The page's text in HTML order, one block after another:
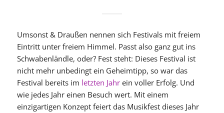
Umsonst & Draußen nennen sich Festivals mit freiem
Eintritt unter freiem Himmel. Passt also ganz gut ins
Schwabenländle, oder? Fest steht: Dieses Festival ist
nicht mehr unbedingt ein Geheimtipp, so war das
Festival bereits im letzten Jahrein voller Erfolg. Und
wie jedes Jahr einen Besuch wert. Mit einem
einzigartigen Konzept feiert das Musikfest dieses Jahr